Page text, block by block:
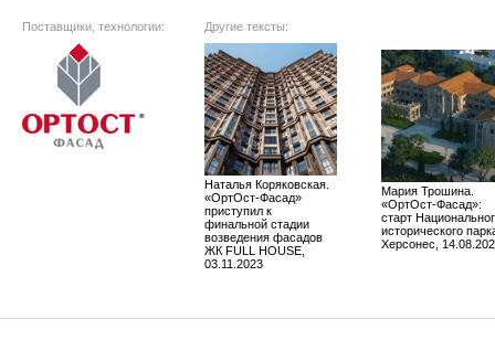
Поставщики, технологии: Другие тексты:
Наталья Коряковская.
«ОртОст-Фасад»
приступил к
финальной стадии
возведения фасадов
ЖК FULL HOUSE,
03.11.2023
Мария Трошина.
«ОртОст-Фасад»:
старт
исторического
Херсонес,